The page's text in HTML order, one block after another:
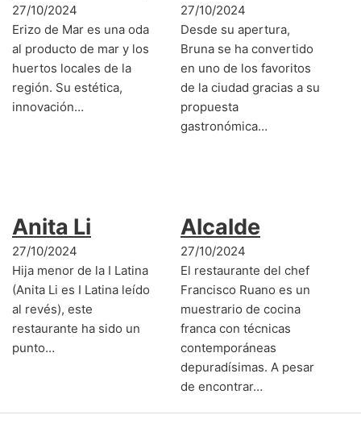
27/10/2024
Erizo de Mar es una oda
al producto de mar y los
huertos locales de la
región. Su estética,
innovación…
27/10/2024
Desde su apertura,
Bruna se ha convertido
en uno de los favoritos
de la ciudad gracias a su
propuesta
gastronómica…
Anita Li
27/10/2024
Hija menor de la I Latina
(Anita Li es I Latina leído
al revés), este
restaurante ha sido un
punto…
Alcalde
27/10/2024
El restaurante del chef
Francisco Ruano es un
muestrario de cocina
franca con técnicas
contemporáneas
depuradísimas. A pesar
de encontrar…